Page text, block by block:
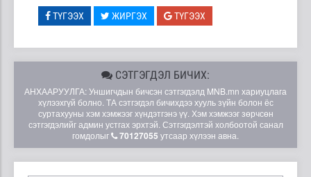
ТҮГЭЭХ ЖИРГЭХ ТҮГЭЭХ
СЭТГЭГДЭЛ БИЧИХ:
АНХААРУУЛГА: Уншигчдын бичсэн сэтгэгдэлд MNB.mn хариуцлага
хүлээхгүй болно. ТА сэтгэгдэл бичихдээ хууль зүйн болон ёс
суртахууны хэм хэмжээг хүндэтгэнэ үү. Хэм хэмжээг зөрчсөн
сэтгэгдэлийг админ устгах эрхтэй. Сэтгэгдэлтэй холбоотой санал
гомдолыг
70127055 утсаар хүлээн авна.